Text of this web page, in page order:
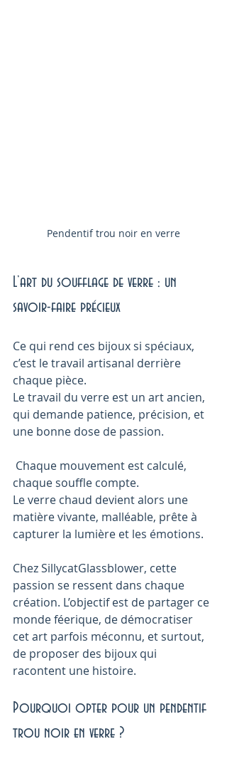
Pendentif trou noir en verre
L’art du soufflage de verre : un
savoir-faire précieux
Ce qui rend ces bijoux si spéciaux,
c’est le travail artisanal derrière
chaque pièce.
Le travail du verre est un art ancien,
qui demande patience, précision, et
une bonne dose de passion.
chaque souffle compte.
Le verre chaud devient alors une
matière vivante, malléable, prête à
capturer la lumière et les émotions.
Chez SillycatGlassblower, cette
passion se ressent dans chaque
création. L’objectif est de partager ce
monde féerique, de démocratiser
cet art parfois méconnu, et surtout,
de proposer des bijoux qui
racontent une histoire.
Pourquoi opter pour un pendentif
trou noir en verre ?